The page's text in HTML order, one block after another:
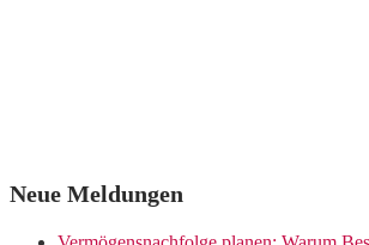
Neue Meldungen